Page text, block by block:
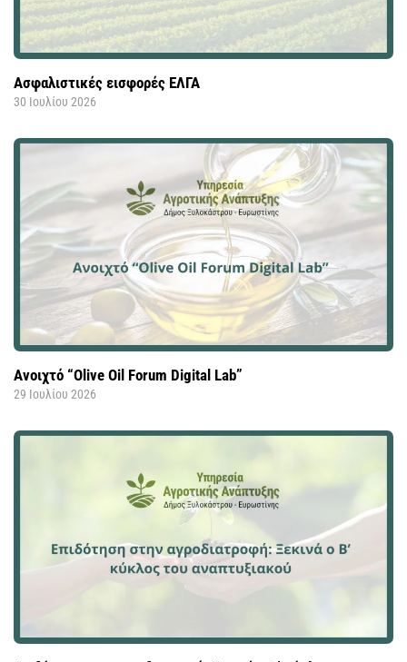
Ασφαλιστικές εισφορές ΕΛΓΑ
30 Ιουλίου 2026
Ανοιχτό “Olive Oil Forum Digital Lab”
29 Ιουλίου 2026